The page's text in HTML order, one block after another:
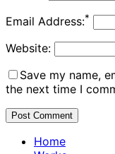
Email Address:*
Website:
Save my name,
the next time I
Home